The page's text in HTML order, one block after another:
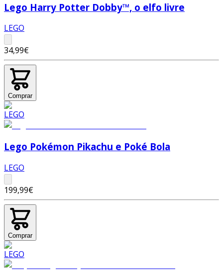
Lego Harry Potter Dobby™, o elfo livre
LEGO
34,99€
Comprar
Lego Pokémon Pikachu e Poké Bola
LEGO
199,99€
Comprar